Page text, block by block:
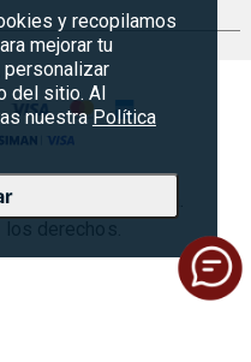
y recopilamos
mejorar tu
personalizar
del sitio. Al
nuestra Política
y garantías
sitio
ofertas
Siman Guatemala.